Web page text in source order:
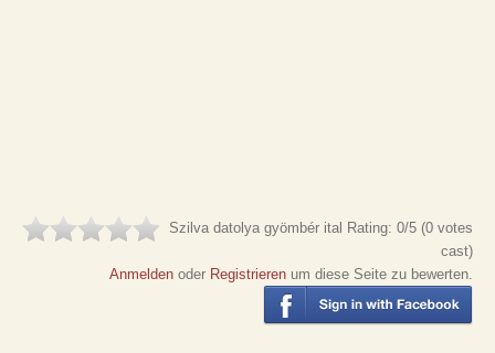
Szilva datolya gyömbér ital Rating: 0/5 (0 votes
cast)
Anmelden oder Registrieren um diese Seite zu bewerten.